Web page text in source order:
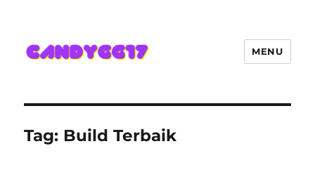
Hadir Semakin Mantap Jackpot
MENU
Tag: Build Terbaik